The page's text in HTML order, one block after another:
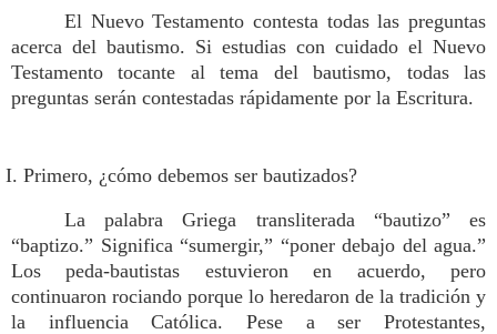
El Nuevo Testamento contesta todas las preguntas
acerca del bautismo. Si estudias con cuidado el Nuevo
Testamento tocante al tema del bautismo, todas las
preguntas serán contestadas rápidamente por la Escritura.
I. Primero, ¿cómo debemos ser bautizados?
La palabra Griega transliterada “bautizo” es
“baptizo.” Significa “sumergir,” “poner debajo del agua.”
Los peda-bautistas estuvieron en acuerdo, pero
continuaron rociando porque lo heredaron de la tradición y
la influencia Católica. Pese a ser Protestantes,